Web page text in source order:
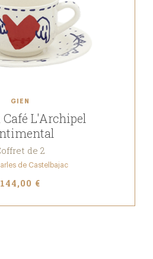
GIEN
Café L'Archipel
de 2
de Castelbajac
144,00 €